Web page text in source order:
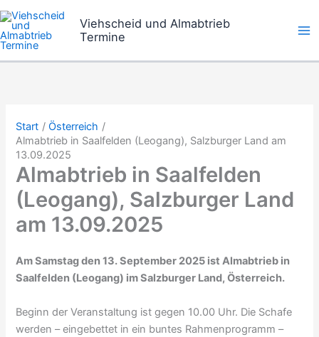
Zum
Inhalt
springen
Viehscheid und Almabtrieb
Termine
Start
Österreich
Almabtrieb in Saalfelden (Leogang), Salzburger Land am
13.09.2025
Almabtrieb in Saalfelden
(Leogang), Salzburger Land
am 13.09.2025
Am Samstag den 13. September 2025 ist Almabtrieb in
Saalfelden (Leogang) im Salzburger Land, Österreich.
Beginn der Veranstaltung ist gegen 10.00 Uhr. Die Schafe
werden – eingebettet in ein buntes Rahmenprogramm –